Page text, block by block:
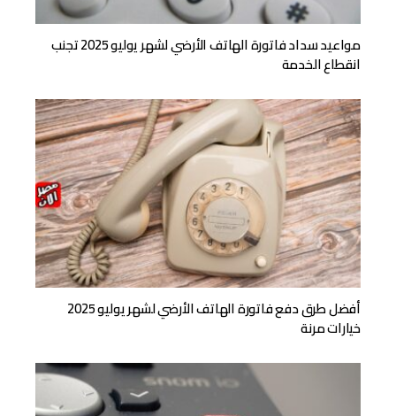
مواعيد سداد فاتورة الهاتف الأرضي لشهر يوليو 2025 تجنب
انقطاع الخدمة
أفضل طرق دفع فاتورة الهاتف الأرضي لشهر يوليو 2025
خيارات مرنة